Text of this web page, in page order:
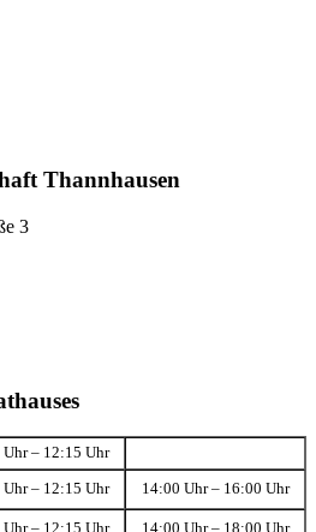
Thannhausen
3
– 12:15 Uhr
– 12:15 Uhr 14:00 Uhr – 16:00 Uhr